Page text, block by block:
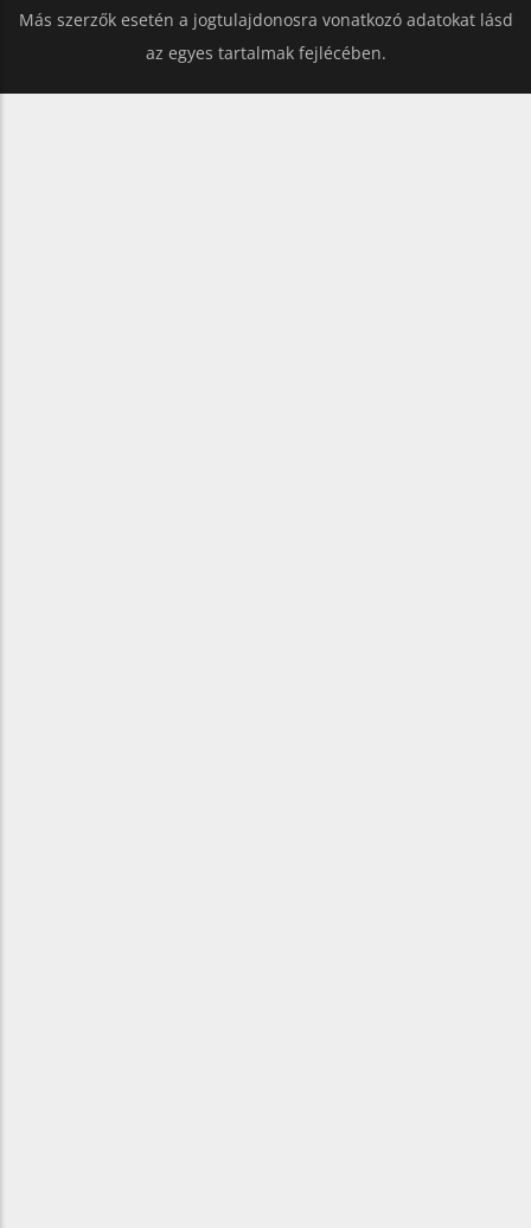
Más szerzők esetén a jogtulajdonosra vonatkozó adatokat lásd
az egyes tartalmak fejlécében.